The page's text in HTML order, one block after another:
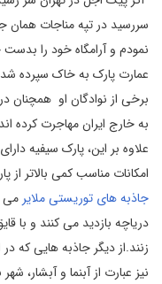
سررسید در تپه مناجات
نمودم و آرامگاه خود را
عمارت پارک به خاک سپرده
برخی از نوادگان او همچنان
به خارج ایران مهاجرت کرده
علاوه بر این، پارک سیفیه دارای
امکانات مناسب کمی بالاتر
جاذبه های توریستی ملایر می
دریاچه بازدید می کنند و
زنند.از دیگر جاذبه هایی که